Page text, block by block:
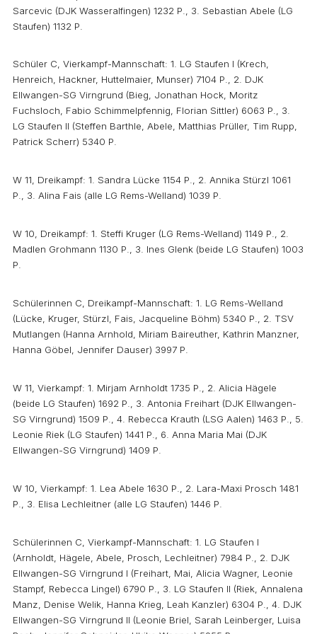
Sarcevic (DJK Wasseralfingen) 1232 P., 3. Sebastian Abele (LG
Staufen) 1132 P.
Schüler C, Vierkampf-Mannschaft: 1. LG Staufen I (Krech,
Henreich, Hackner, Huttelmaier, Munser) 7104 P., 2. DJK
Ellwangen-SG Virngrund (Bieg, Jonathan Hock, Moritz
Fuchsloch, Fabio Schimmelpfennig, Florian Sittler) 6063 P., 3.
LG Staufen II (Steffen Barthle, Abele, Matthias Prüller, Tim Rupp,
Patrick Scherr) 5340 P.
W 11, Dreikampf: 1. Sandra Lücke 1154 P., 2. Annika Stürzl 1061
P., 3. Alina Fais (alle LG Rems-Welland) 1039 P.
W 10, Dreikampf: 1. Steffi Kruger (LG Rems-Welland) 1149 P., 2.
Madlen Grohmann 1130 P., 3. Ines Glenk (beide LG Staufen) 1003
P.
Schülerinnen C, Dreikampf-Mannschaft: 1. LG Rems-Welland
(Lücke, Kruger, Stürzl, Fais, Jacqueline Böhm) 5340 P., 2. TSV
Mutlangen (Hanna Arnhold, Miriam Baireuther, Kathrin Manzner,
Hanna Göbel, Jennifer Dauser) 3997 P.
W 11, Vierkampf: 1. Mirjam Arnholdt 1735 P., 2. Alicia Hägele
(beide LG Staufen) 1692 P., 3. Antonia Freihart (DJK Ellwangen-
SG Virngrund) 1509 P., 4. Rebecca Krauth (LSG Aalen) 1463 P., 5.
Leonie Riek (LG Staufen) 1441 P., 6. Anna Maria Mai (DJK
Ellwangen-SG Virngrund) 1409 P.
W 10, Vierkampf: 1. Lea Abele 1630 P., 2. Lara-Maxi Prosch 1481
P., 3. Elisa Lechleitner (alle LG Staufen) 1446 P.
Schülerinnen C, Vierkampf-Mannschaft: 1. LG Staufen I
(Arnholdt, Hägele, Abele, Prosch, Lechleitner) 7984 P., 2. DJK
Ellwangen-SG Virngrund I (Freihart, Mai, Alicia Wagner, Leonie
Stampf, Rebecca Lingel) 6790 P., 3. LG Staufen II (Riek, Annalena
Manz, Denise Welik, Hanna Krieg, Leah Kanzler) 6304 P., 4. DJK
Ellwangen-SG Virngrund II (Leonie Briel, Sarah Leinberger, Luisa